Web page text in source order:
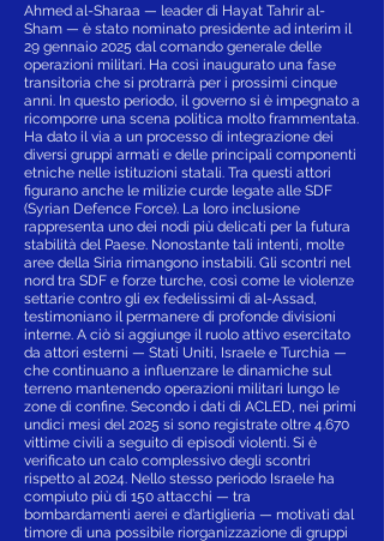
Ahmed al-Sharaa — leader di Hayat Tahrir al-
Sham — è stato nominato presidente ad interim il
29 gennaio 2025 dal comando generale delle
operazioni militari. Ha così inaugurato una fase
transitoria che si protrarrà per i prossimi cinque
anni. In questo periodo, il governo si è impegnato a
ricomporre una scena politica molto frammentata.
Ha dato il via a un processo di integrazione dei
diversi gruppi armati e delle principali componenti
etniche nelle istituzioni statali. Tra questi attori
figurano anche le milizie curde legate alle SDF
(Syrian Defence Force). La loro inclusione
rappresenta uno dei nodi più delicati per la futura
stabilità del Paese. Nonostante tali intenti, molte
aree della Siria rimangono instabili. Gli scontri nel
nord tra SDF e forze turche, così come le violenze
settarie contro gli ex fedelissimi di al-Assad,
testimoniano il permanere di profonde divisioni
interne. A ciò si aggiunge il ruolo attivo esercitato
da attori esterni — Stati Uniti, Israele e Turchia —
che continuano a influenzare le dinamiche sul
terreno mantenendo operazioni militari lungo le
zone di confine. Secondo i dati di ACLED, nei primi
undici mesi del 2025 si sono registrate oltre 4.670
vittime civili a seguito di episodi violenti. Si è
verificato un calo complessivo degli scontri
rispetto al 2024. Nello stesso periodo Israele ha
compiuto più di 150 attacchi — tra
bombardamenti aerei e d’artiglieria — motivati dal
timore di una possibile riorganizzazione di gruppi